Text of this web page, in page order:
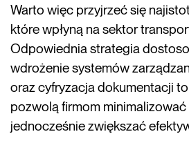
Warto więc przyjrzeć się
które wpłyną na sektor
Odpowiednia strategia
wdrożenie systemów
oraz cyfryzacja dokumentacji
pozwolą firmom minimalizować
jednocześnie zwiększać